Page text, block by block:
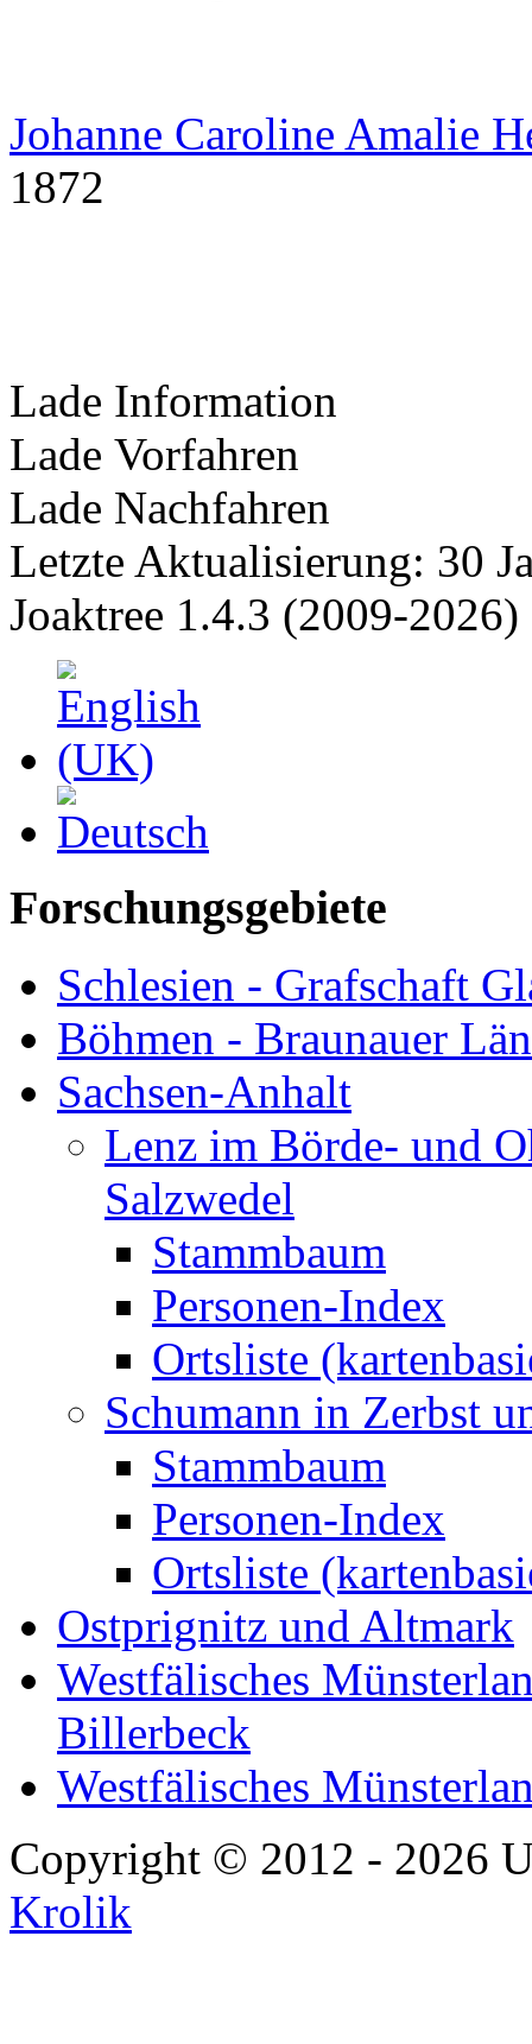
Johanne Caroline Amalie
1872
Lade Information
Lade Vorfahren
Lade Nachfahren
Letzte Aktualisierung: 30
Joaktree 1.4.3 (2009-2026)
Forschungsgebiete
Schlesien - Grafschaft
Böhmen - Braunauer
Sachsen-Anhalt
Lenz im Börde- und
Salzwedel
Stammbaum
Personen-Index
Ortsliste
Schumann in Zerbst
Stammbaum
Personen-Index
Ortsliste
Ostprignitz und Altmark
Westfälisches
Billerbeck
Westfälisches
Copyright © 2012 - 2026
Krolik